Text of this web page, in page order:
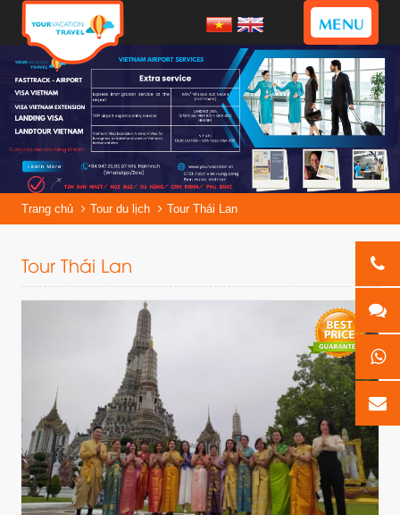
MENU
Trang chủ Tour du lịch Tour Thái Lan
Tour Thái Lan